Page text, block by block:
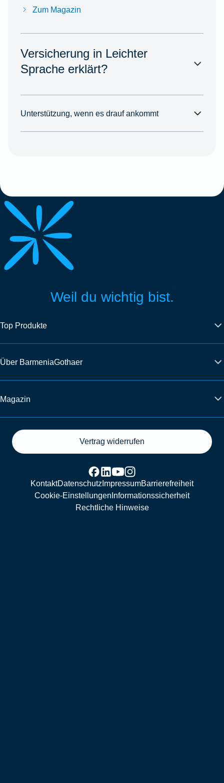
Zum Magazin
Versicherung in Leichter
Sprache erklärt?
Unterstützung, wenn es drauf ankommt
Weil du wichtig bist.
Top Produkte
Über BarmeniaGothaer
Magazin
Vertrag widerrufen
KontaktDatenschutz ImpressumBarrierefreiheit
Cookie-Einstellungen Informationssicherheit
Rechtliche Hinweise